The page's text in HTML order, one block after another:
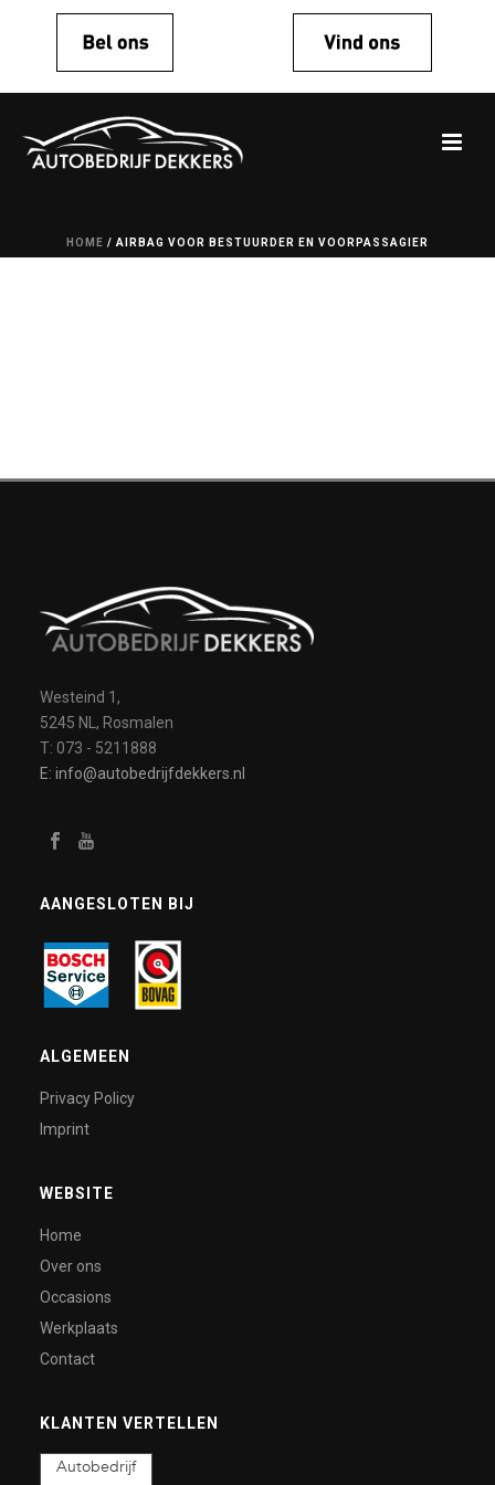
HOME / AIRBAG VOOR BESTUURDER EN VOORPASSAGIER
Westeind 1,
5245 NL, Rosmalen
T: 073 - 5211888
E: info@autobedrijfdekkers.nl
AANGESLOTEN BIJ
ALGEMEEN
Privacy Policy
Imprint
WEBSITE
Home
Over ons
Occasions
Werkplaats
Contact
KLANTEN VERTELLEN
Autobedrijf